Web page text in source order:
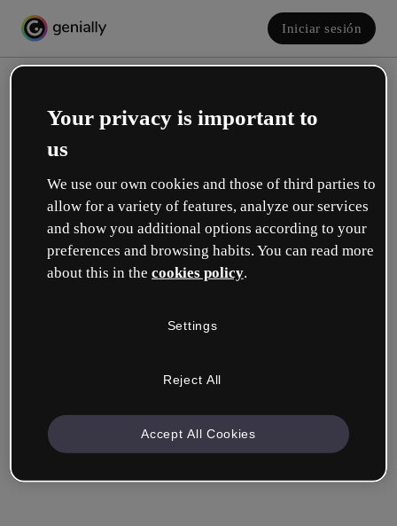
Iniciar sesión
Crea tu cuenta, ¡gratis!
¿Cuál describe mejor tu rol?
Trabajo en una escuela o universidad.
Empresa & Profesionales
Your privacy is important to
us
We use our own cookies and those of third parties to
allow for a variety of features, analyze our services
and show you additional options according to your
preferences and browsing habits. You can read more
about this in the cookies policy.
Settings
Reject All
Accept All Cookies